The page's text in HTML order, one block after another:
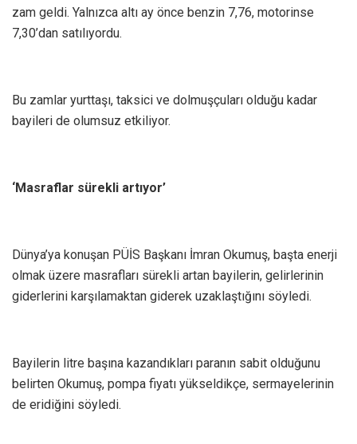
zam geldi. Yalnızca altı ay önce benzin 7,76, motorinse
7,30’dan satılıyordu.
Bu zamlar yurttaşı, taksici ve dolmuşçuları olduğu kadar
bayileri de olumsuz etkiliyor.
‘Masraflar sürekli artıyor’
Dünya’ya konuşan PÜİS Başkanı İmran Okumuş, başta enerji
olmak üzere masrafları sürekli artan bayilerin, gelirlerinin
giderlerini karşılamaktan giderek uzaklaştığını söyledi.
Bayilerin litre başına kazandıkları paranın sabit olduğunu
belirten Okumuş, pompa fiyatı yükseldikçe, sermayelerinin
de eridiğini söyledi.